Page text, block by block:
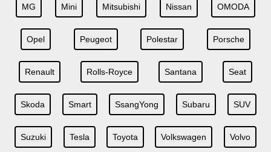
MG Mini Mitsubishi Nissan OMODA
Opel Peugeot Polestar Porsche
Renault Rolls-Royce Santana Seat
Skoda Smart SsangYong Subaru SUV
Suzuki Tesla Toyota Volkswagen Volvo